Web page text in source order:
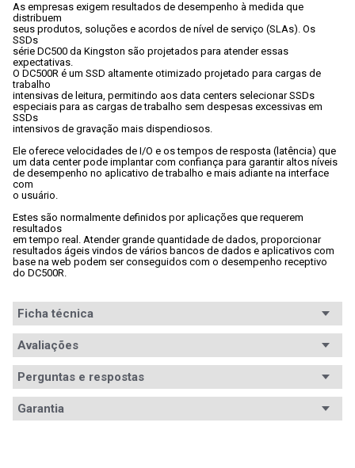
As empresas exigem resultados de desempenho à medida que
distribuem
seus produtos, soluções e acordos de nível de serviço (SLAs). Os
SSDs
série DC500 da Kingston são projetados para atender essas
expectativas.
O DC500R é um SSD altamente otimizado projetado para cargas de
trabalho
intensivas de leitura, permitindo aos data centers selecionar SSDs
especiais para as cargas de trabalho sem despesas excessivas em
SSDs
intensivos de gravação mais dispendiosos.
Ele oferece velocidades de I/O e os tempos de resposta (latência) que
um data center pode implantar com confiança para garantir altos níveis
de desempenho no aplicativo de trabalho e mais adiante na interface
com
o usuário.
Estes são normalmente definidos por aplicações que requerem
resultados
em tempo real. Atender grande quantidade de dados, proporcionar
resultados ágeis vindos de vários bancos de dados e aplicativos com
base na web podem ser conseguidos com o desempenho receptivo
do DC500R.
Ficha técnica
Conteúdo da
embalagem
Capacidade 960GB
Cache Não especificado
Avaliações
Avaliações
Perguntas e respostas
Garantia